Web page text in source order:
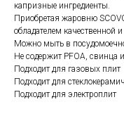
капризные ингредиенты.
Приобретая жаровню
обладателем качественной
Можно мыть в
Не содержит PFOA, свинца
Подходит для газовых плит
Подходит для
Подходит для электроплит